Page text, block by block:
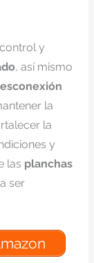
y
, así mismo
la
la
y
las planchas
ser